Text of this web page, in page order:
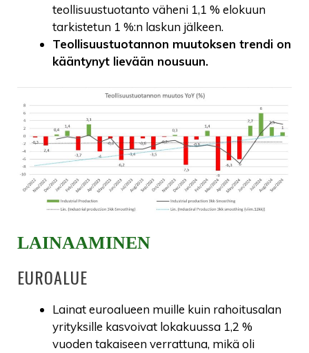
teollisuustuotanto väheni 1,1 % elokuun
tarkistetun 1 %:n laskun jälkeen.
Teollisuustuotannon muutoksen trendi on
kääntynyt lievään nousuun.
LAINAAMINEN
EUROALUE
Lainat euroalueen muille kuin rahoitusalan
yrityksille kasvoivat lokakuussa 1,2 %
vuoden takaiseen verrattuna, mikä oli